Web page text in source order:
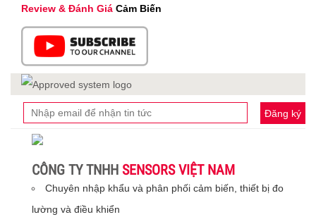
Review & Đánh Giá Cảm Biến
Đăng ký
CÔNG TY TNHH SENSORS VIỆT NAM
Chuyên nhập khẩu và phân phối cảm biến, thiết bị đo
lường và điều khiển